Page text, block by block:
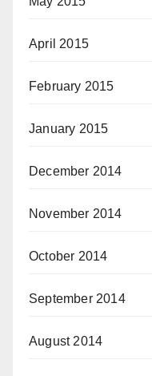
April 2015
February 2015
January 2015
December 2014
November 2014
October 2014
September 2014
August 2014